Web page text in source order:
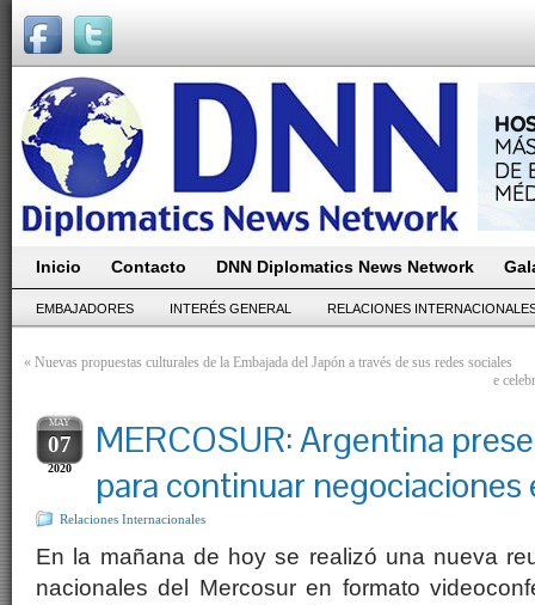
Inicio Contacto DNN Diplomatics News Network
EMBAJADORES INTERÉS GENERAL RELACIONES
« Nuevas propuestas culturales de la Embajada del Japón a través de sus redes sociales
e
MAY
07
2020
MERCOSUR: Argentina
para continuar
Relaciones Internacionales
En la mañana de hoy se realizó una nueva
nacionales del Mercosur en formato